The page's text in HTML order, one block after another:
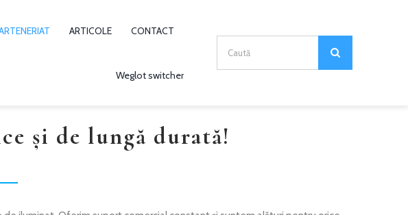
ARTICOLE CONTACT
Weglot switcher
Search
for:
și de lungă durată!